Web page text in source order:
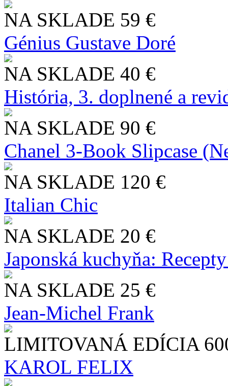
NA SKLADE 59 €
Génius Gustave Doré
NA SKLADE 40 €
História, 3. doplnené a
NA SKLADE 90 €
Chanel 3-Book Slipcase
NA SKLADE 120 €
Italian Chic
NA SKLADE 20 €
Japonská kuchyňa:
NA SKLADE 25 €
Jean-Michel Frank
LIMITOVANÁ EDÍCIA
KAROL FELIX